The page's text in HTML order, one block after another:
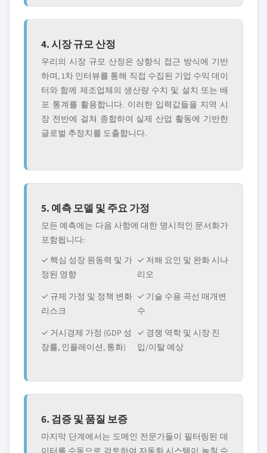
4. 시장 규모 산정
우리의 시장 규모 산정은 상향식 접근 방식에 기반
하며, 1차 인터뷰를 통해 직접 수집된 기업 수익 데이
터와 함께 제조업체의 생산량 수치 및 설치 또는 배
포 통계를 활용합니다. 이러한 입력값들을 지역 시
장 전반에 걸쳐 종합하여 실제 산업 활동에 기반한
글로벌 추정치를 도출합니다.
5. 예측 모델 및 주요 가정
모든 예측에는 다음 사항에 대한 명시적인 문서화가
포함됩니다:
✓ 핵심 성장 원동력 및 가
정된 영향
✓ 저해 요인 및 완화 시나
리오
✓ 규제 가정 및 정책 변화
리스크
✓ 기술 수용 곡선 매개변
수
✓ 거시경제 가정 (GDP 성
장률, 인플레이션, 통화)
✓ 경쟁 역학 및 시장 진
입/이탈 예상
6. 검증 및 품질 보증
마지막 단계에서는 도메인 전문가들이 필터링된 데
이터를 수동으로 검토하여 자동화 시스템이 놀칠 수